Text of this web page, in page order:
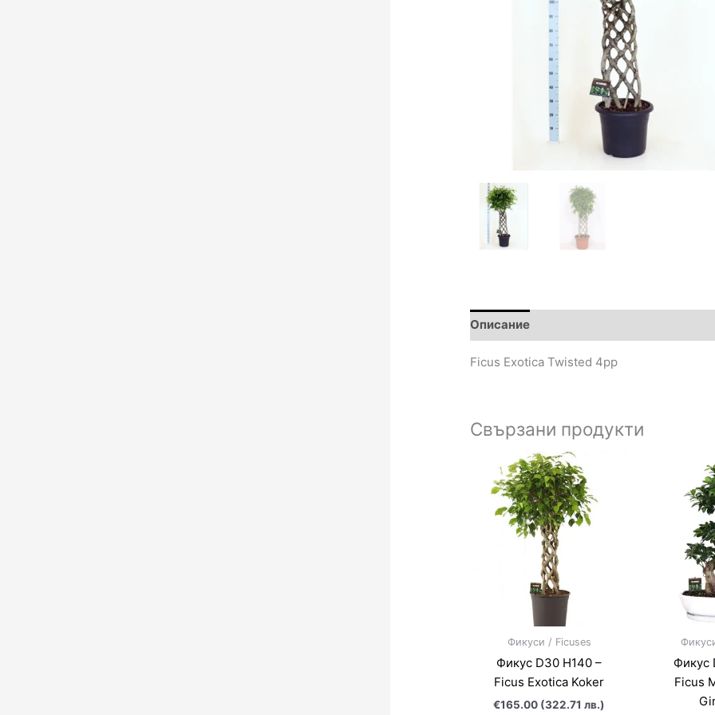
Описание
Ficus Exotica Twisted 4pp
Свързани продукти
Фикуси / Ficuses
Фикус D30 H140 –
Ficus Exotica Koker
€165.00 (322.71 лв.)
Фикус
Ficus